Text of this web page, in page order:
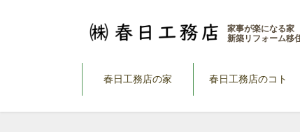
家事が楽になる
新築リフォーム移
春日工務店の家 春日工務店のコト